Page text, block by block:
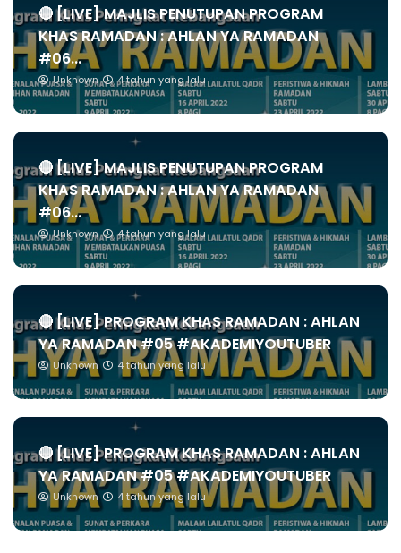
🔴 [LIVE] MAJLIS PENUTUPAN PROGRAM
KHAS RAMADAN : AHLAN YA RAMADAN
#06...
Unknown 4 tahun yang lalu
🔴 [LIVE] MAJLIS PENUTUPAN PROGRAM
KHAS RAMADAN : AHLAN YA RAMADAN
#06...
Unknown 4 tahun yang lalu
🔴 [LIVE] PROGRAM KHAS RAMADAN : AHLAN
YA RAMADAN #05 #AKADEMIYOUTUBER
Unknown 4 tahun yang lalu
🔴 [LIVE] PROGRAM KHAS RAMADAN : AHLAN
YA RAMADAN #05 #AKADEMIYOUTUBER
Unknown 4 tahun yang lalu